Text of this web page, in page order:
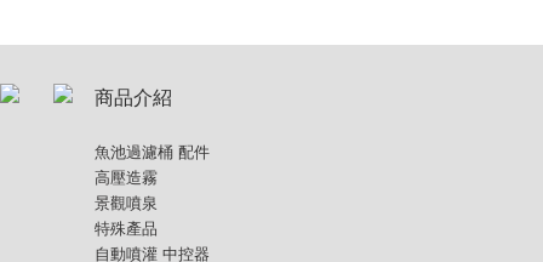
商品介紹
魚池過濾桶 配件
高壓造霧
景觀噴泉
特殊產品
自動噴灌 中控器